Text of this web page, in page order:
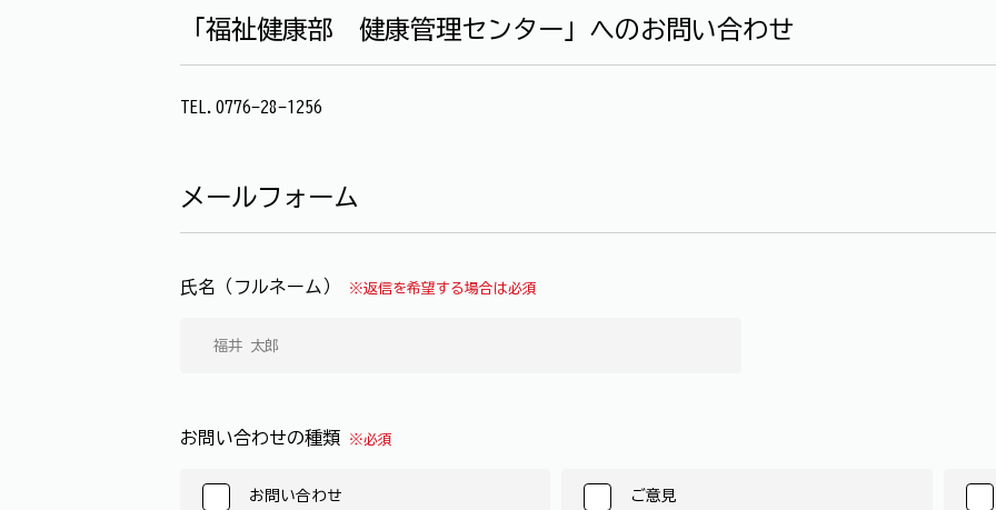
「福祉健康部 健康管理センター」へのお問い合わせ
TEL.0776-28-1256
メールフォーム
氏名（フルネーム） ※返信を希望する場合は必須
お問い合わせの種類 ※必須
お問い合わせ ご意見